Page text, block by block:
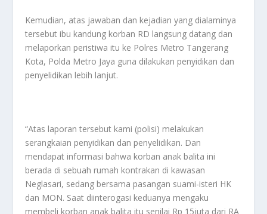
Kemudian, atas jawaban dan kejadian yang dialaminya
tersebut ibu kandung korban RD langsung datang dan
melaporkan peristiwa itu ke Polres Metro Tangerang
Kota, Polda Metro Jaya guna dilakukan penyidikan dan
penyelidikan lebih lanjut.
“Atas laporan tersebut kami (polisi) melakukan
serangkaian penyidikan dan penyelidikan. Dan
mendapat informasi bahwa korban anak balita ini
berada di sebuah rumah kontrakan di kawasan
Neglasari, sedang bersama pasangan suami-isteri HK
dan MON. Saat diinterogasi keduanya mengaku
membeli korban anak balita itu senilai Rp 15juta dari RA